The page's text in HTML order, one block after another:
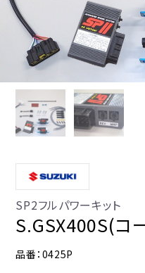
SP2フルパワーキット
S.GSX400S(コ
品番：0425P